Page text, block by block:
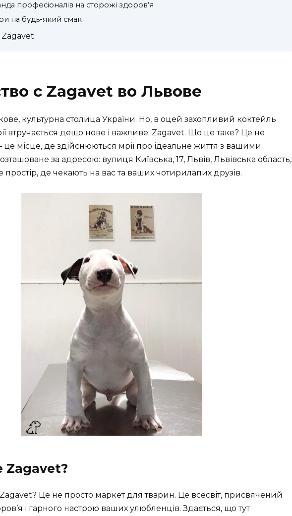
професіоналів на сторожі здоров’я
на будь-який смак
Zagavet
с Zagavet во Львове
культурна столица України. Но, в оцей захопливий коктейль
втручається дещо нове і важливе. Zagavet. Що це таке? Це не
це місце, де здійснюються мрії про ідеальне життя з вашими
за адресою: вулиця Київська, 17, Львів, Львівська область,
простір, де чекають на вас та ваших чотирилапих друзів.
Zagavet?
Це не просто маркет для тварин. Це всесвіт, присвячений
і гарного настрою ваших улюбленців. Здається, що тут